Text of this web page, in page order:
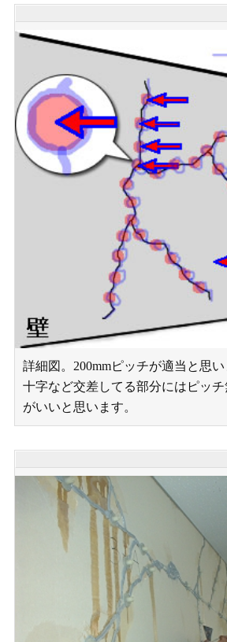
詳細図。200mmピッチが適当と思
十字など交差してる部分にはピッチ
がいいと思います。